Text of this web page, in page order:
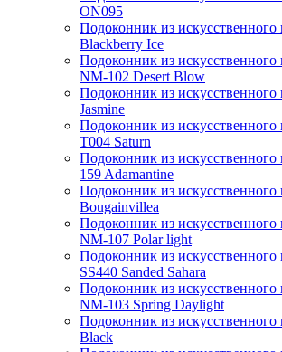
ON095
Подоконник из искусственного
Blackberry Ice
Подоконник из
NM-102 Desert Blow
Подоконник из
Jasmine
Подоконник из
T004 Saturn
Подоконник из искусственного
159 Adamantine
Подоконник из искусственного
Bougainvillea
Подоконник из
NM-107 Polar light
Подоконник из искусственного
SS440 Sanded Sahara
Подоконник из
NM-103 Spring Daylight
Подоконник из искусственного
Black